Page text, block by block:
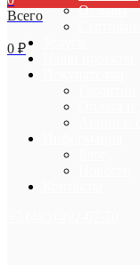
Отзывы
Всего
0 ₽